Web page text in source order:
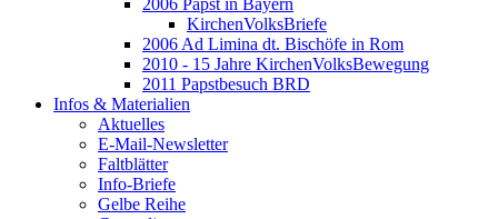
2006 Papst in Bayern
KirchenVolksBriefe
2006 Ad Limina dt. Bischöfe in Rom
2010 - 15 Jahre KirchenVolksBewegung
2011 Papstbesuch BRD
Infos & Materialien
Aktuelles
E-Mail-Newsletter
Faltblätter
Info-Briefe
Gelbe Reihe